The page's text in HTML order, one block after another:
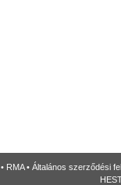
• RMA• Általános szerződési